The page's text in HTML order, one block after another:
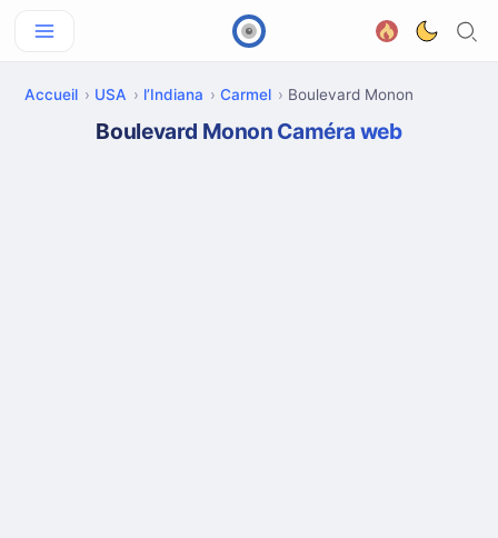
Accueil USA l’Indiana Carmel Boulevard Monon
Boulevard Monon Caméra web